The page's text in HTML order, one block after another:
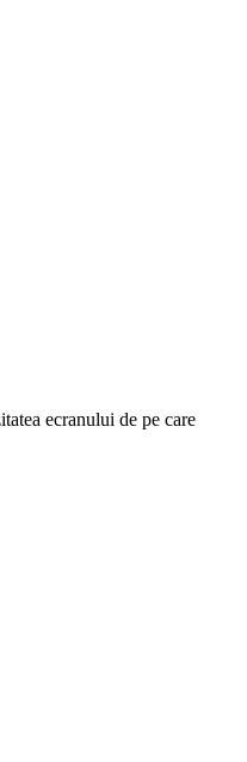
ecranului de pe care